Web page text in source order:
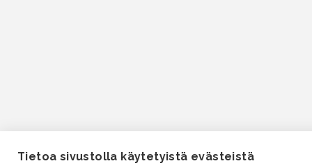
Tietoa sivustolla käytetyistä evästeistä